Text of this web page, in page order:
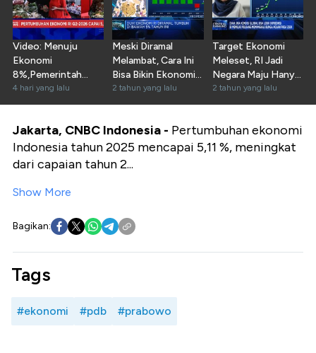
Video: Menuju
Ekonomi
8%,Pemerintah
Harus Perkuat
Kepercayaan
4 hari yang lalu
Meski Diramal
Melambat, Cara Ini
Bisa Bikin Ekonomi
RI 2024 Tumbuh 5%
2 tahun yang lalu
Target Ekonomi
Meleset, RI Jadi
Negara Maju Hanya
Mimpi?
2 tahun yang lalu
Jakarta, CNBC Indonesia - Pertumbuhan ekonomi
Indonesia tahun 2025 mencapai 5,11 %, meningkat
dari capaian tahun 2...
Show More
Bagikan:
Tags
#ekonomi #pdb #prabowo